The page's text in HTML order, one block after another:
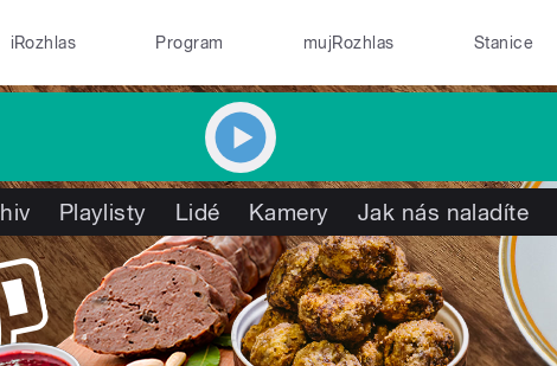
iRozhlas Program mujRozhlas Stanice
Playlisty Lidé Kamery Jak nás naladíte